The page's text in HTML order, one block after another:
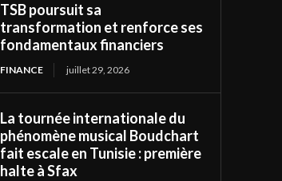
TSB poursuit sa
transformation et renforce ses
fondamentaux financiers
FINANCE juillet 29, 2026
La tournée internationale du
phénomène musical Boudchart
fait escale en Tunisie : première
halte à Sfax